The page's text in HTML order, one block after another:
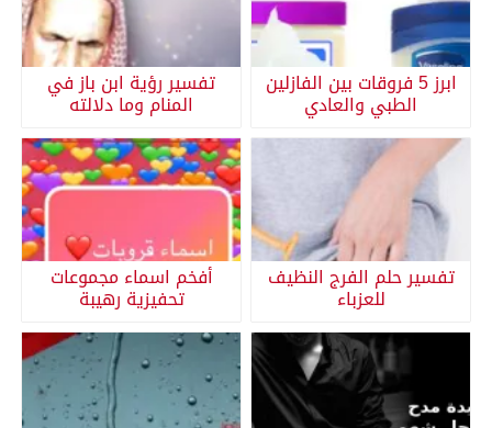
ابرز 5 فروقات بين الفازلين
الطبي والعادي
تفسير رؤية ابن باز في
المنام وما دلالته
تفسير حلم الفرج النظيف
للعزباء
أفخم اسماء مجموعات
تحفيزية رهيبة